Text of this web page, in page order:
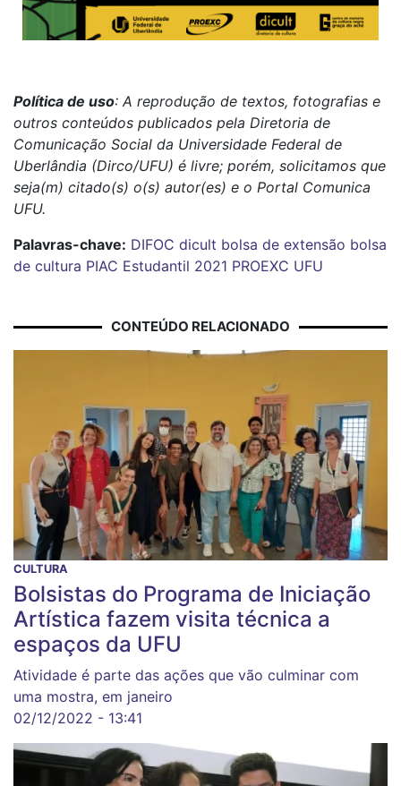
Política de uso: A reprodução de textos, fotografias e
outros conteúdos publicados pela Diretoria de
Comunicação Social da Universidade Federal de
Uberlândia (Dirco/UFU) é livre; porém, solicitamos que
seja(m) citado(s) o(s) autor(es) e o Portal Comunica
UFU.
Palavras-chave: DIFOC dicult bolsa de extensão bolsa
de cultura PIAC Estudantil 2021 PROEXC UFU
CONTEÚDO RELACIONADO
CULTURA
Bolsistas do Programa de Iniciação
Artística fazem visita técnica a
espaços da UFU
Atividade é parte das ações que vão culminar com
uma mostra, em janeiro
02/12/2022 - 13:41